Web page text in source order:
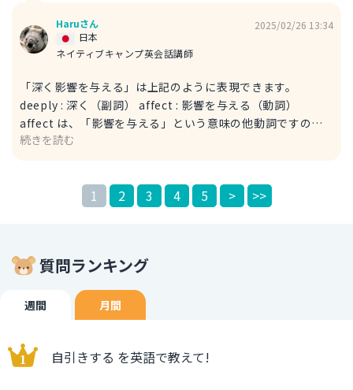
Haruさん
ネイティブキャンプ英会話講師
日本
2025/02/26 13:34
「深く影響を与える」は上記のように表現できます。
deeply : 深く（副詞） affect : 影響を与える（動詞）
affect は、「影響を与える」という意味の他動詞ですの
で、後に to や at などの前置詞は不要です。例文を参考にし
This : これ（指示代名詞） issue : 問題、争点（名詞） will
続きを読む
1 2 3 4 5 > >>
質問ランキング
週間 月間
自引きする を英語で教えて!